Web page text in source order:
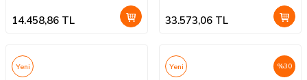
14.458,86 TL 33.573,06 TL
Yeni %30
Yeni